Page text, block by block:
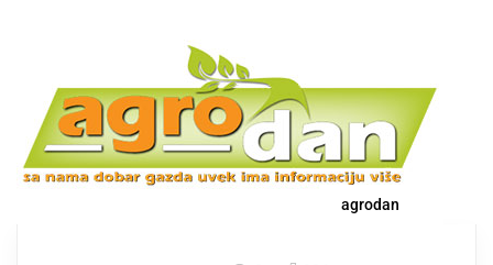
agrodan